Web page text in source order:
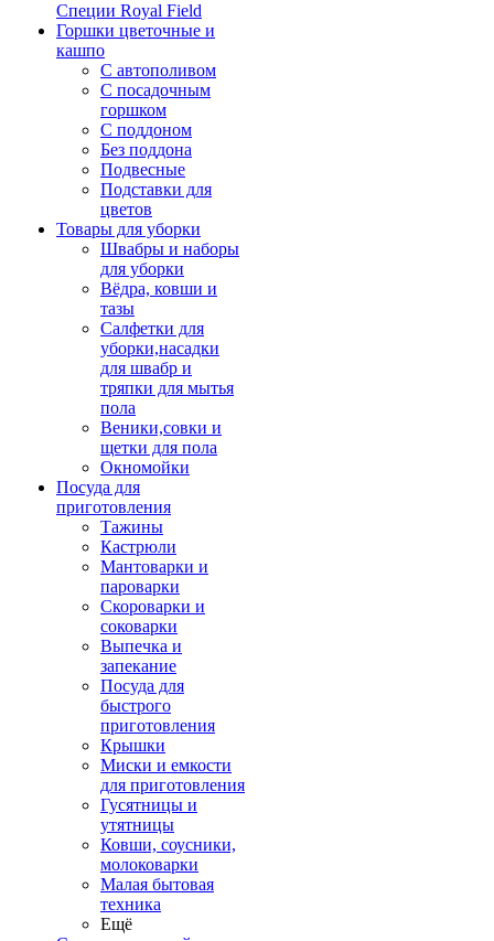
Специи Royal Field
Горшки цветочные и
кашпо
С автополивом
С посадочным
горшком
С поддоном
Без поддона
Подвесные
Подставки для
цветов
Товары для уборки
Швабры и наборы
для уборки
Вёдра, ковши и
тазы
Салфетки для
уборки,насадки
для швабр и
тряпки для мытья
пола
Веники,совки и
щетки для пола
Окномойки
Посуда для
приготовления
Тажины
Кастрюли
Мантоварки и
пароварки
Скороварки и
соковарки
Выпечка и
запекание
Посуда для
быстрого
приготовления
Крышки
Миски и емкости
для приготовления
Гусятницы и
утятницы
Ковши, соусники,
молоковарки
Малая бытовая
техника
Ещё